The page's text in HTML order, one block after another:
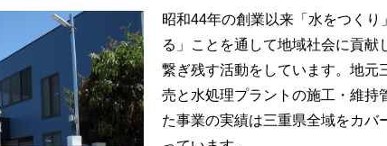
昭和44年の創業以来「水をつく
る」ことを通して地域社会に貢献
繋ぎ残す活動をしています。地元
売と水処理プラントの施工・維持
た事業の実績は三重県全域をカバ